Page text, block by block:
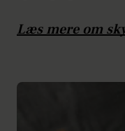
Læs mere om